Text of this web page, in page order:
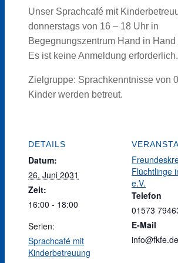
Unser Sprachcafé mit
donnerstags von 16 – 18 Uhr in
Begegnungszentrum Hand in Hand
Es ist keine Anmeldung erforderlich.
Zielgruppe: Sprachkenntnisse von
Kinder werden betreut.
DETAILS
Datum:
26. Juni 2031
Zeit:
16:00 - 18:00
Serien:
Sprachcafé mit
Kinderbetreuung
Flüchtlinge
e.V.
Telefon
01573
E-Mail
info@fkfe.de